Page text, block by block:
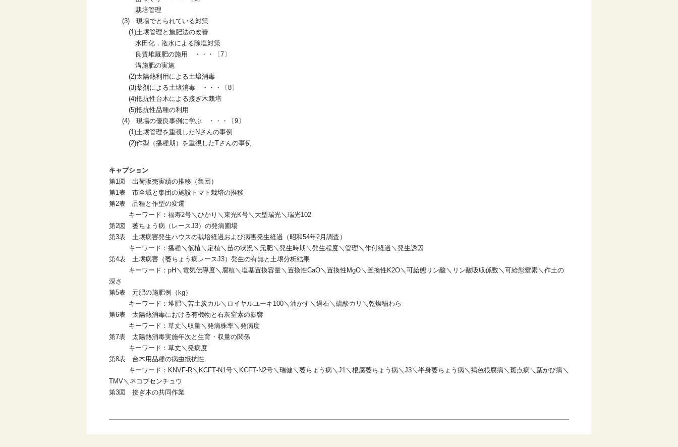
栽培管理
(3) 現場でとられている対策
(1)土壌管理と施肥法の改善
水田化，潅水による除塩対策
良質堆厩肥の施用 ・・・〔7〕
溝施肥の実施
(2)太陽熱利用による土壌消毒
(3)薬剤による土壌消毒 ・・・〔8〕
(4)抵抗性台木による接ぎ木栽培
(5)抵抗性品種の利用
(4) 現場の優良事例に学ぶ ・・・〔9〕
(1)土壌管理を重視したNさんの事例
(2)作型（播種期）を重視したTさんの事例
キャプション
第1図 出荷販売実績の推移（集団）
第1表 市全域と集団の施設トマト栽培の推移
第2表 品種と作型の変遷
キーワード：福寿2号＼ひかり＼東光K号＼大型瑞光＼瑞光102
第2図 萎ちょう病（レースJ3）の発病圃場
第3表 土壌病害発生ハウスの栽培経過および病害発生経過（昭和54年2月調査）
キーワード：播種＼仮植＼定植＼苗の状況＼元肥＼発生時期＼発生程度＼管理＼作付経過＼発生誘因
第4表 土壌病害（萎ちょう病レースJ3）発生の有無と土壌分析結果
キーワード：pH＼電気伝導度＼腐植＼塩基置換容量＼置換性CaO＼置換性MgO＼置換性K2O＼可給態リン酸＼リン酸吸収係数＼可給態窒素＼作土の
深さ
第5表 元肥の施肥例（kg）
キーワード：堆肥＼苦土炭カル＼ロイヤルユーキ100＼油かす＼過石＼硫酸カリ＼乾燥稲わら
第6表 太陽熱消毒における有機物と石灰窒素の影響
キーワード：草丈＼収量＼発病株率＼発病度
第7表 太陽熱消毒実施年次と生育・収量の関係
キーワード：草丈＼発病度
第8表 台木用品種の病虫抵抗性
キーワード：KNVF‐R＼KCFT‐N1号＼KCFT‐N2号＼瑞健＼萎ちょう病＼J1＼根腐萎ちょう病＼J3＼半身萎ちょう病＼褐色根腐病＼斑点病＼葉かび病＼
TMV＼ネコブセンチュウ
第3図 接ぎ木の共同作業